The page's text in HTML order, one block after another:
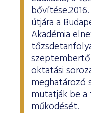
útjára a
Akadémia
oktatási
meghatározó
mutatják be
működését.